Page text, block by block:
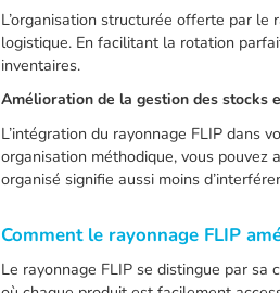
L’organisation structurée offerte par le
logistique. En facilitant la rotation
inventaires.
Amélioration de la gestion des stocks
L’intégration du rayonnage FLIP dans
organisation méthodique, vous
organisé signifie aussi moins
Comment le rayonnage FLIP
Le rayonnage FLIP se distingue par